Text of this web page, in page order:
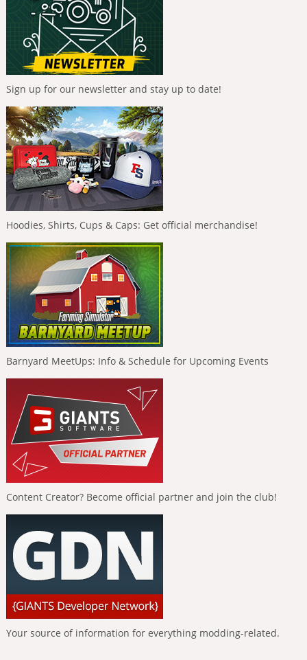
Sign up for our newsletter and stay up to date!
Hoodies, Shirts, Cups & Caps: Get official merchandise!
Barnyard MeetUps: Info & Schedule for Upcoming Events
Content Creator? Become official partner and join the club!
Your source of information for everything modding-related.